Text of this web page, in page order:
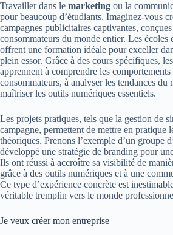
Travailler dans le marketing ou la
pour beaucoup d’étudiants. Imaginez-vous
campagnes publicitaires captivantes,
consommateurs du monde entier. Les écoles
offrent une formation idéale pour exceller
plein essor. Grâce à des cours spécifiques,
apprennent à comprendre les comportements
consommateurs, à analyser les tendances du
maîtriser les outils numériques essentiels.
Les projets pratiques, tels que la gestion de
campagne, permettent de mettre en pratique
théoriques. Prenons l’exemple d’un groupe
développé une stratégie de branding pour
Ils ont réussi à accroître sa visibilité de
grâce à des outils numériques et à une
Ce type d’expérience concrète est
véritable tremplin vers le monde
Je veux créer mon entreprise